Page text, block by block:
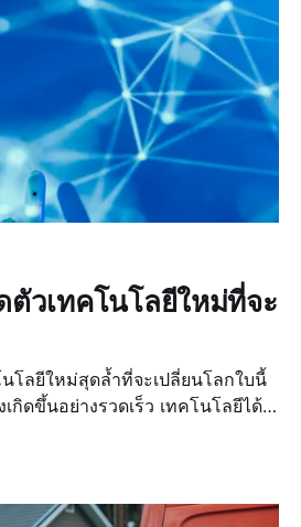
ตัวเทคโนโลยีใหม่ที่จะ
โลยีใหม่สุดล้ำที่จะเปลี่ยนโลกใบนี้
กิดขึ้นอย่างรวดเร็ว เทคโนโลยีได้
ที่ทุกคนกำลังจับตามองคือการเปิด